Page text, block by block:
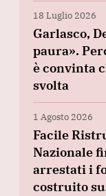
18 Luglio 2026
Garlasco,
paura».
è convinta
svolta
1 Agosto 2026
Facile
Nazionale
arrestati i
costruito